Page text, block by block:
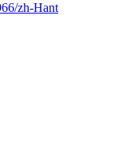
zh-Hant